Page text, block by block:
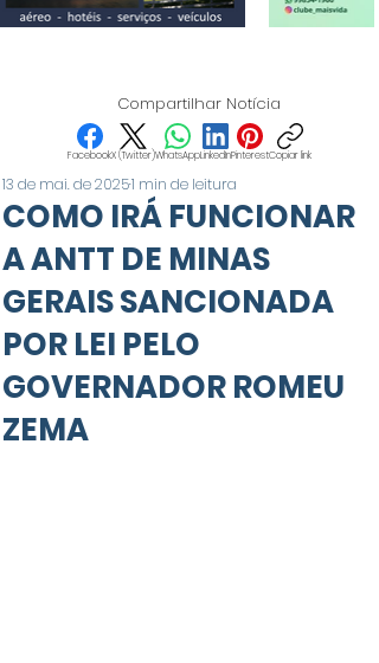
Compartilhar Notícia
FacebookX (Twitter)WhatsAppLinkedInPinterestCopiar link
COMO IRÁ FUNCIONAR
A ANTT DE MINAS
GERAIS SANCIONADA
POR LEI PELO
GOVERNADOR ROMEU
ZEMA
13 de mai. de 20251 min de leitura